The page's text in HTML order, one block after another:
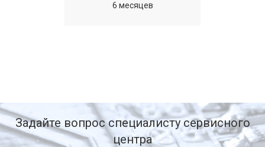
6 месяцев
Задайте вопрос специалисту сервисного
центра